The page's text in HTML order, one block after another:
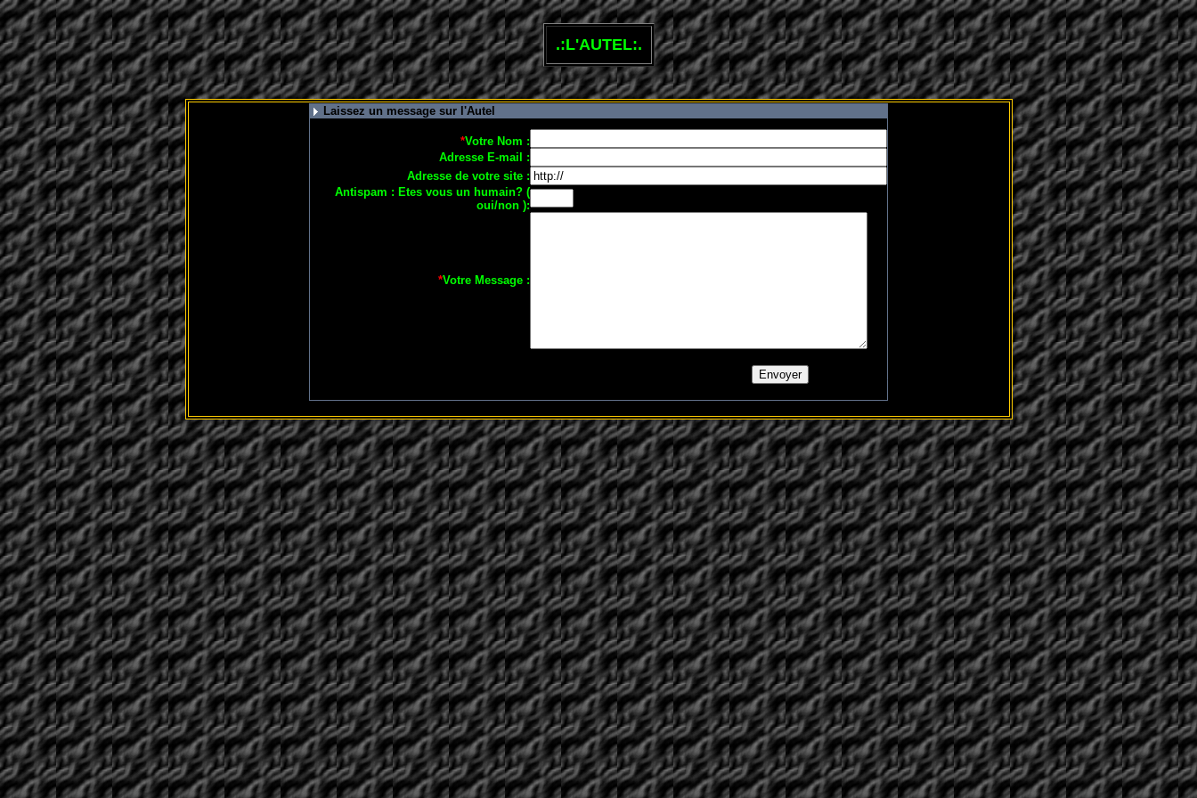
.:L'AUTEL:.
Laissez un message sur l'Autel
*Votre Nom :
Adresse E-mail :
Adresse de votre site :
Antispam : Etes vous un humain? (
oui/non ):
*Votre Message :